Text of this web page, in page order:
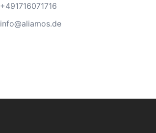
+491716071716
info@aliamos.de